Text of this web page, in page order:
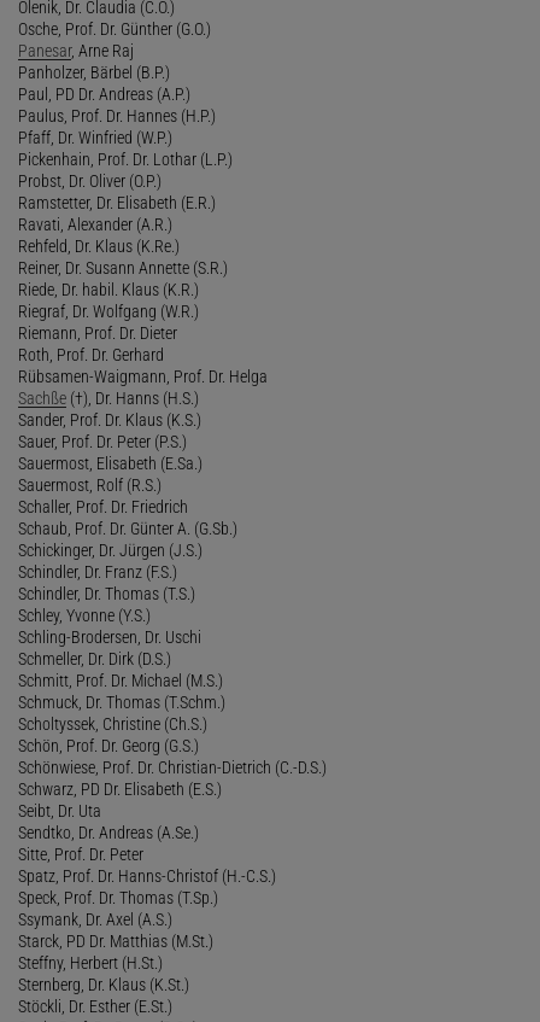
Olenik, Dr. Claudia (C.O.)
Osche, Prof. Dr. Günther (G.O.)
Panesar, Arne Raj
Panholzer, Bärbel (B.P.)
Paul, PD Dr. Andreas (A.P.)
Paulus, Prof. Dr. Hannes (H.P.)
Pfaff, Dr. Winfried (W.P.)
Pickenhain, Prof. Dr. Lothar (L.P.)
Probst, Dr. Oliver (O.P.)
Ramstetter, Dr. Elisabeth (E.R.)
Ravati, Alexander (A.R.)
Rehfeld, Dr. Klaus (K.Re.)
Reiner, Dr. Susann Annette (S.R.)
Riede, Dr. habil. Klaus (K.R.)
Riegraf, Dr. Wolfgang (W.R.)
Riemann, Prof. Dr. Dieter
Roth, Prof. Dr. Gerhard
Rübsamen-Waigmann, Prof. Dr. Helga
Sachße (†), Dr. Hanns (H.S.)
Sander, Prof. Dr. Klaus (K.S.)
Sauer, Prof. Dr. Peter (P.S.)
Sauermost, Elisabeth (E.Sa.)
Sauermost, Rolf (R.S.)
Schaller, Prof. Dr. Friedrich
Schaub, Prof. Dr. Günter A. (G.Sb.)
Schickinger, Dr. Jürgen (J.S.)
Schindler, Dr. Franz (F.S.)
Schindler, Dr. Thomas (T.S.)
Schley, Yvonne (Y.S.)
Schling-Brodersen, Dr. Uschi
Schmeller, Dr. Dirk (D.S.)
Schmitt, Prof. Dr. Michael (M.S.)
Schmuck, Dr. Thomas (T.Schm.)
Scholtyssek, Christine (Ch.S.)
Schön, Prof. Dr. Georg (G.S.)
Schönwiese, Prof. Dr. Christian-Dietrich (C.-D.S.)
Schwarz, PD Dr. Elisabeth (E.S.)
Seibt, Dr. Uta
Sendtko, Dr. Andreas (A.Se.)
Sitte, Prof. Dr. Peter
Spatz, Prof. Dr. Hanns-Christof (H.-C.S.)
Speck, Prof. Dr. Thomas (T.Sp.)
Ssymank, Dr. Axel (A.S.)
Starck, PD Dr. Matthias (M.St.)
Steffny, Herbert (H.St.)
Sternberg, Dr. Klaus (K.St.)
Stöckli, Dr. Esther (E.St.)